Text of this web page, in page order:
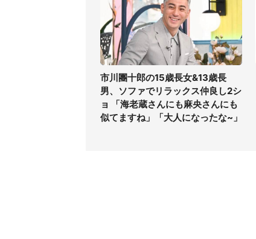
市川團十郎の15歳長女&13歳長
男、ソファでリラックス仲良し2シ
ョ 「海老蔵さんにも麻央さんにも
似てますね」「大人になったな~」